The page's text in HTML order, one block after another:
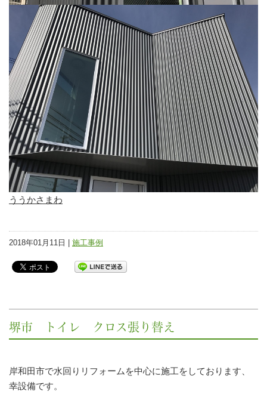
ううかさまわ
2018年01月11日 | 施工事例
堺市 トイレ クロス張り替え
岸和田市で水回りリフォームを中心に施工をしております、
幸設備です。